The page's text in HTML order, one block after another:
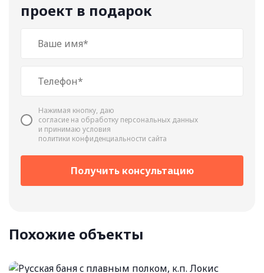
проект в подарок
Нажимая кнопку, даю
cогласие на обработку персональных данных
и принимаю условия
политики конфиденциальности сайта
Получить консультацию
Похожие объекты